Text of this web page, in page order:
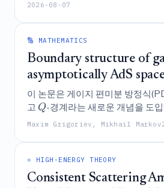
circuits)와 같은 중요한 다체 양자
발견할 수 있음을 입증한다.
2026-08-07
🔢 MATHEMATICS
Boundary structure of
asymptotically AdS
이 논문은 게이지 편미분 방정식
고 Q-경계라는 새로운 개념을 도
수를 동역학적 장으로 취급함으로
방정식들을 유도하는 재귀적 경계
로 구축한다.
Maxim Grigoriev, Mikhail Markov
⚛️ HIGH-ENERGY THEORY
Consistent Scattering